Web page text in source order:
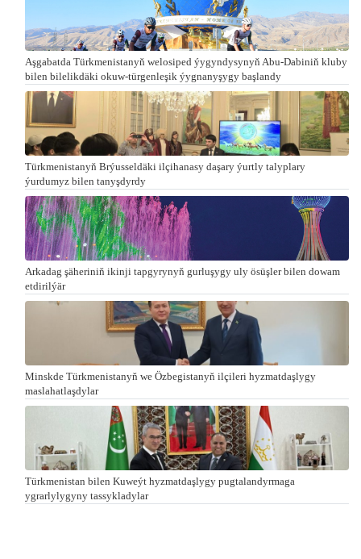
Aşgabatda Türkmenistanyň welosiped ýygyndysynyň Abu-Dabiniň kluby
bilen bilelikdäki okuw-türgenleşik ýygnanyşygy başlandy
Türkmenistanyň Brýusseldäki ilçihanasy daşary ýurtly talyplary
ýurdumyz bilen tanyşdyrdy
Arkadag şäheriniň ikinji tapgyrynyň gurluşygy uly ösüşler bilen dowam
etdirilýär
Minskde Türkmenistanyň we Özbegistanyň ilçileri hyzmatdaşlygy
maslahatlaşdylar
Türkmenistan bilen Kuweýt hyzmatdaşlygy pugtalandyrmaga
ygrarlylygyny tassykladylar